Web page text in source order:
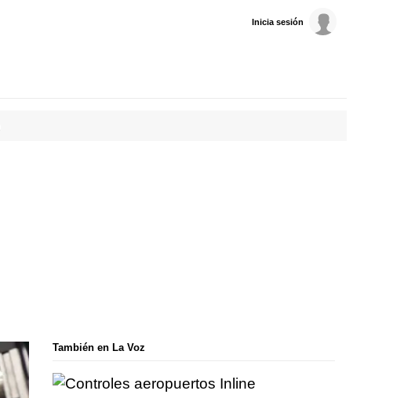
Inicia sesión
También en La Voz